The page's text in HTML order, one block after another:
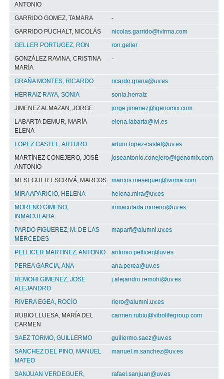
ANTONIO
GARRIDO GOMEZ, TAMARA
-
GARRIDO PUCHALT, NICOLÁS
nicolas.garrido@ivirma.com
GELLER PORTUGEZ, RON
ron.geller
GONZÁLEZ RAVINA, CRISTINA
MARÍA
-
GRAÑA MONTES, RICARDO
ricardo.grana@uv.es
HERRAIZ RAYA, SONIA
sonia.herraiz
JIMENEZ ALMAZAN, JORGE
jorge.jimenez@igenomix.com
LABARTA DEMUR, MARÍA
ELENA
elena.labarta@ivi.es
LOPEZ CASTEL, ARTURO
arturo.lopez-castel@uv.es
MARTÍNEZ CONEJERO, JOSÉ
ANTONIO
joseantonio.conejero@igenomix.com
MESEGUER ESCRIVÁ, MARCOS
marcos.meseguer@ivirma.com
MIRA APARICIO, HELENA
helena.mira@uv.es
MORENO GIMENO,
INMACULADA
inmaculada.moreno@uv.es
PARDO FIGUEREZ, M. DE LAS
MERCEDES
maparfi@alumni.uv.es
PELLICER MARTINEZ, ANTONIO
antonio.pellicer@uv.es
PEREA GARCIA, ANA
ana.perea@uv.es
REMOHI GIMENEZ, JOSE
ALEJANDRO
j.alejandro.remohi@uv.es
RIVERA EGEA, ROCÍO
riero@alumni.uv.es
RUBIO LLUESA, MARÍA DEL
CARMEN
carmen.rubio@vitrolifegroup.com
SAEZ TORMO, GUILLERMO
guillermo.saez@uv.es
SANCHEZ DEL PINO, MANUEL
MATEO
manuel.m.sanchez@uv.es
SANJUAN VERDEGUER,
rafael.sanjuan@uv.es